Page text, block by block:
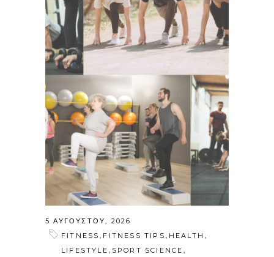
5 ΑΥΓΟΎΣΤΟΥ, 2026
FITNESS , FITNESS TIPS , HEALTH ,
LIFESTYLE , SPORT SCIENCE ,